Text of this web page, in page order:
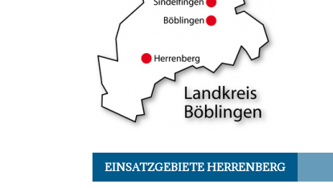
EINSATZGEBIETE HERRENBERG